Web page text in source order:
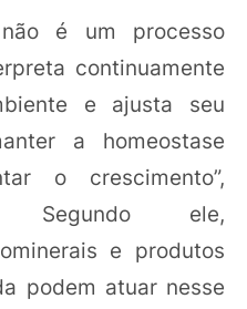
é um processo
continuamente
e ajusta seu
a homeostase
o crescimento”,
Segundo ele,
e produtos
podem atuar nesse